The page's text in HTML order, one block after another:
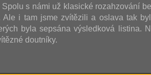
s námi už klasické rozahzování
Ale i tam jsme zvítězili a oslava tak
byla sepsána výsledková listina.
doutníky.